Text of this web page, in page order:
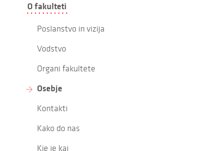
O fakulteti
Poslanstvo in vizija
Vodstvo
Organi fakultete
Osebje
Kontakti
Kako do nas
Kje je kaj